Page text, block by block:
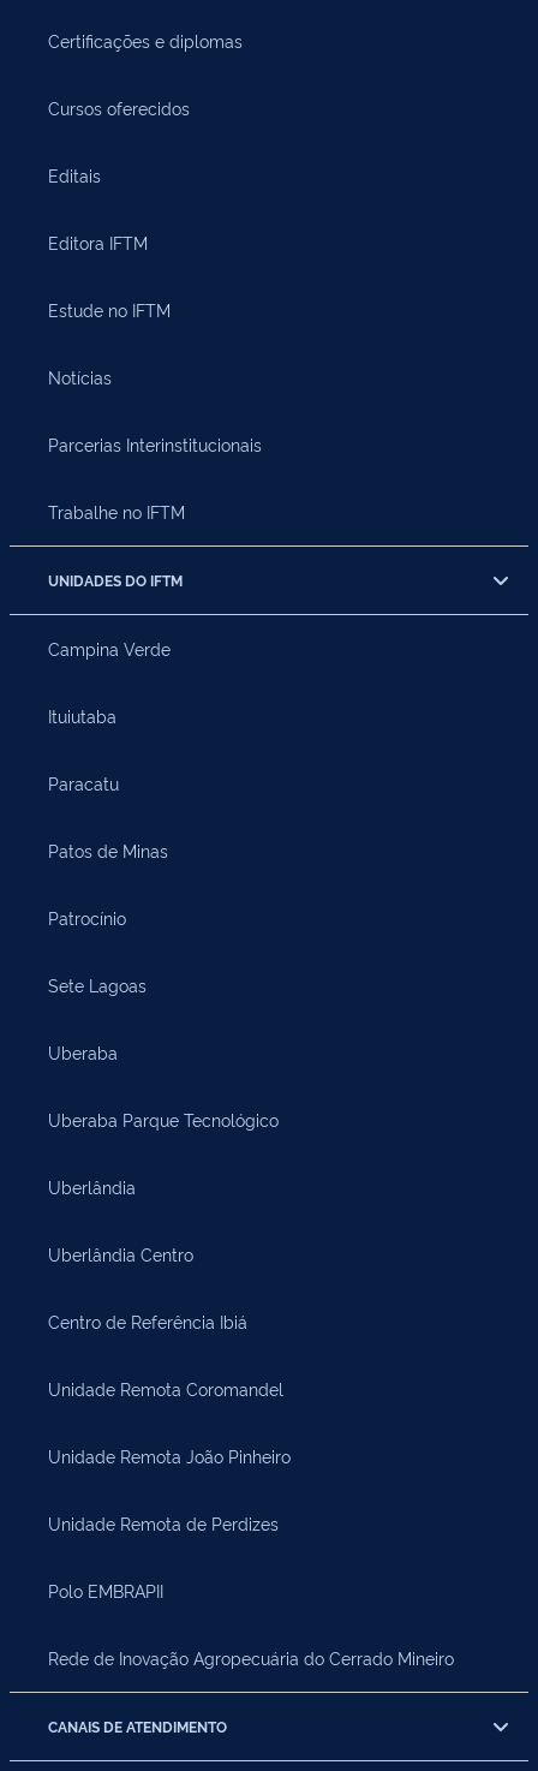
Certificações e diplomas
Cursos oferecidos
Editais
Editora IFTM
Estude no IFTM
Notícias
Parcerias Interinstitucionais
Trabalhe no IFTM
UNIDADES DO IFTM
Campina Verde
Ituiutaba
Paracatu
Patos de Minas
Patrocínio
Sete Lagoas
Uberaba
Uberaba Parque Tecnológico
Uberlândia
Uberlândia Centro
Centro de Referência Ibiá
Unidade Remota Coromandel
Unidade Remota João Pinheiro
Unidade Remota de Perdizes
Polo EMBRAPII
Rede de Inovação Agropecuária do Cerrado Mineiro
CANAIS DE ATENDIMENTO